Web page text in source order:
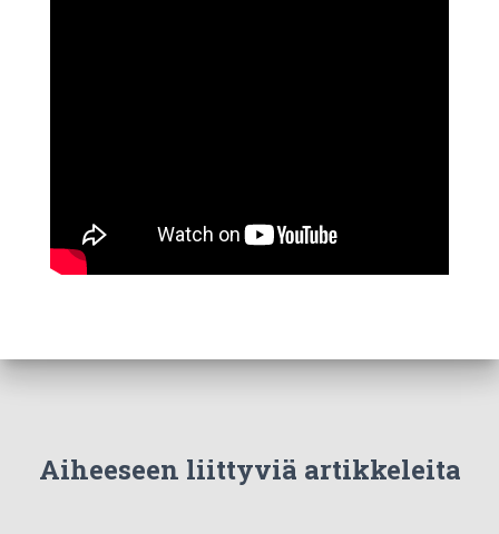
Aiheeseen liittyviä artikkeleita